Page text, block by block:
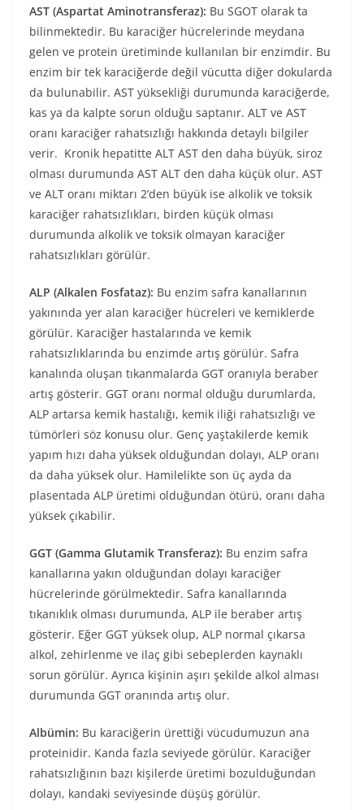
AST (Aspartat Aminotransferaz): Bu SGOT olarak ta
bilinmektedir. Bu karaciğer hücrelerinde meydana
gelen ve protein üretiminde kullanılan bir enzimdir. Bu
enzim bir tek karaciğerde değil vücutta diğer dokularda
da bulunabilir. AST yüksekliği durumunda karaciğerde,
kas ya da kalpte sorun olduğu saptanır. ALT ve AST
oranı karaciğer rahatsızlığı hakkında detaylı bilgiler
verir. Kronik hepatitte ALT AST den daha büyük, siroz
olması durumunda AST ALT den daha küçük olur. AST
ve ALT oranı miktarı 2’den büyük ise alkolik ve toksik
karaciğer rahatsızlıkları, birden küçük olması
durumunda alkolik ve toksik olmayan karaciğer
rahatsızlıkları görülür.
ALP (Alkalen Fosfataz): Bu enzim safra kanallarının
yakınında yer alan karaciğer hücreleri ve kemiklerde
görülür. Karaciğer hastalarında ve kemik
rahatsızlıklarında bu enzimde artış görülür. Safra
kanalında oluşan tıkanmalarda GGT oranıyla beraber
artış gösterir. GGT oranı normal olduğu durumlarda,
ALP artarsa kemik hastalığı, kemik iliği rahatsızlığı ve
tümörleri söz konusu olur. Genç yaştakilerde kemik
yapım hızı daha yüksek olduğundan dolayı, ALP oranı
da daha yüksek olur. Hamilelikte son üç ayda da
plasentada ALP üretimi olduğundan ötürü, oranı daha
yüksek çıkabilir.
GGT (Gamma Glutamik Transferaz): Bu enzim safra
kanallarına yakın olduğundan dolayı karaciğer
hücrelerinde görülmektedir. Safra kanallarında
tıkanıklık olması durumunda, ALP ile beraber artış
gösterir. Eğer GGT yüksek olup, ALP normal çıkarsa
alkol, zehirlenme ve ilaç gibi sebeplerden kaynaklı
sorun görülür. Ayrıca kişinin aşırı şekilde alkol alması
durumunda GGT oranında artış olur.
Albümin: Bu karaciğerin ürettiği vücudumuzun ana
proteinidir. Kanda fazla seviyede görülür. Karaciğer
rahatsızlığının bazı kişilerde üretimi bozulduğundan
dolayı, kandaki seviyesinde düşüş görülür.